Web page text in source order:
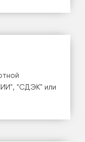
, "СДЭК" или